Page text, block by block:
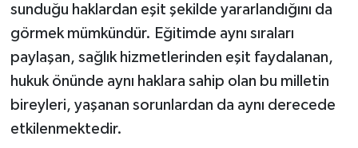
sunduğu haklardan eşit şekilde yararlandığını da
görmek mümkündür. Eğitimde aynı sıraları
paylaşan, sağlık hizmetlerinden eşit faydalanan,
hukuk önünde aynı haklara sahip olan bu milletin
bireyleri, yaşanan sorunlardan da aynı derecede
etkilenmektedir.
Siyaset
Spor
Teknoloji